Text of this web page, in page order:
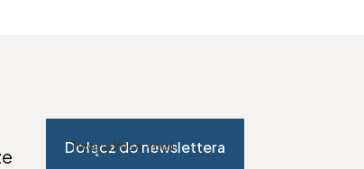
Twój adres e-mail
Dołącz do newslettera